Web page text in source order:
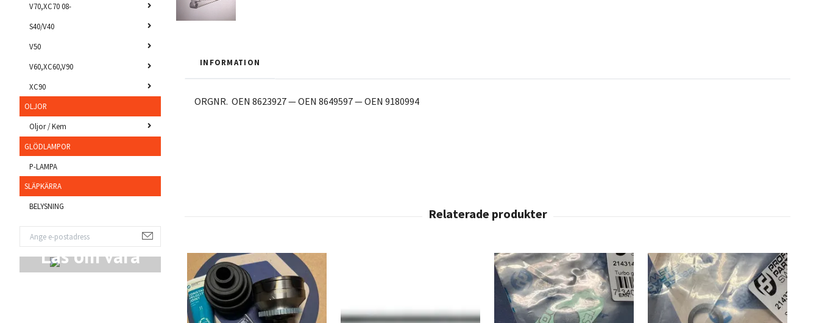
V70,XC70 08-
S40/V40
V50
V60,XC60,V90
XC90
OLJOR
Oljor / Kem
GLÖDLAMPOR
P-LAMPA
SLÄPKÄRRA
BELYSNING
Läs om våra
Produkter
INFORMATION
ORGNR. OEN 8623927 — OEN 8649597 — OEN 9180994